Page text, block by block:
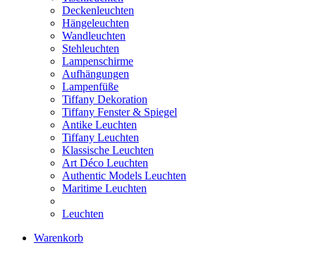
Deckenleuchten
Hängeleuchten
Wandleuchten
Stehleuchten
Lampenschirme
Aufhängungen
Lampenfüße
Tiffany Dekoration
Tiffany Fenster & Spiegel
Antike Leuchten
Tiffany Leuchten
Klassische Leuchten
Art Déco Leuchten
Authentic Models Leuchten
Maritime Leuchten
Leuchten
Warenkorb